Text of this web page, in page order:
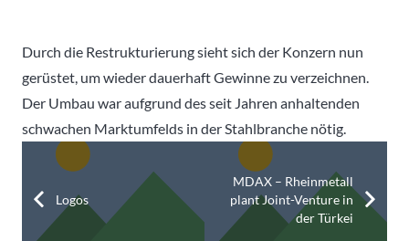
Durch die Restrukturierung sieht sich der Konzern nun
gerüstet, um wieder dauerhaft Gewinne zu verzeichnen.
Der Umbau war aufgrund des seit Jahren anhaltenden
schwachen Marktumfelds in der Stahlbranche nötig.
Logos
MDAX – Rheinmetall
plant Joint-Venture in
der Türkei